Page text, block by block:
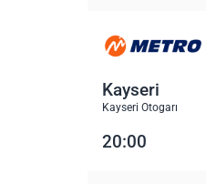
Kayseri
Kayseri Otogarı
20:00